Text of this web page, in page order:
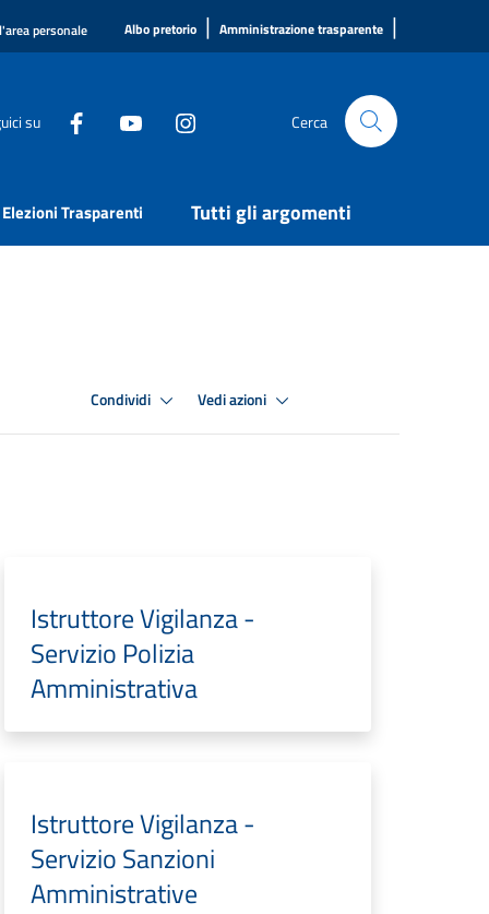
personale Albo pretorio | Amministrazione trasparente |
su Cerca
Elezioni Trasparenti Tutti gli argomenti
Condividi Vedi azioni
Istruttore Vigilanza -
Servizio Polizia
Amministrativa
Istruttore Vigilanza -
Servizio Sanzioni
Amministrative